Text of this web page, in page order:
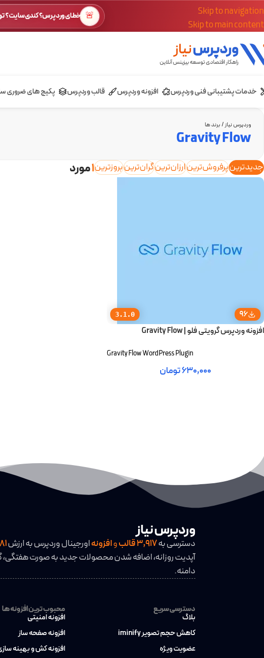
Skip to navigation
Skip to main content
🚨 خطای وردپرس؟ کندی سایت؟
خدمات پشتیبانی فنی وردپرس افزونه وردپرس قالب وردپرس پکیج های ضروری
وردپرس نیاز/ برند ها
Gravity Flow
جدیدترینپرفروش‌ترینارزان‌ترینگران‌ترینبروزترین1مورد
96
3.1.0
افزونه وردپرس گرویتی فلو | Gravity Flow
Gravity Flow WordPress Plugin
۶۳۰,۰۰۰تومان
وردپرس نیاز
دسترسی به3,917قالبوافزونهاورجینال وردپرس به ارزش
آپدیت روزانه، اضافه شدن محصولات جدید به صورت هفتگی،
دامنه.
دسترسی سریع
بلاگ
کاهش حجم تصویر iminify
عضویت ویژه
محبوب ترین افزونه ها
افزونه امنیتی
افزونه صفحه ساز
افزونه کش و بهینه